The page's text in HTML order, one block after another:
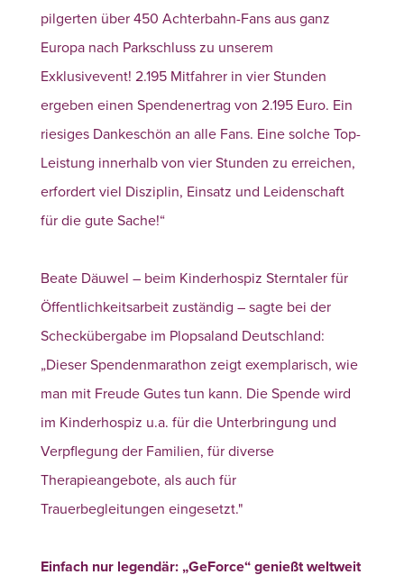
pilgerten über 450 Achterbahn-Fans aus ganz
Europa nach Parkschluss zu unserem
Exklusivevent! 2.195 Mitfahrer in vier Stunden
ergeben einen Spendenertrag von 2.195 Euro. Ein
riesiges Dankeschön an alle Fans. Eine solche Top-
Leistung innerhalb von vier Stunden zu erreichen,
erfordert viel Disziplin, Einsatz und Leidenschaft
für die gute Sache!“
Beate Däuwel – beim Kinderhospiz Sterntaler für
Öffentlichkeitsarbeit zuständig – sagte bei der
Scheckübergabe im Plopsaland Deutschland:
„Dieser Spendenmarathon zeigt exemplarisch, wie
man mit Freude Gutes tun kann. Die Spende wird
im Kinderhospiz u.a. für die Unterbringung und
Verpflegung der Familien, für diverse
Therapieangebote, als auch für
Trauerbegleitungen eingesetzt."
Einfach nur legendär: „GeForce“ genießt weltweit